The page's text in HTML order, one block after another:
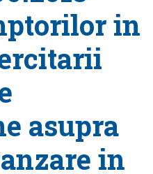
in
asupra
in